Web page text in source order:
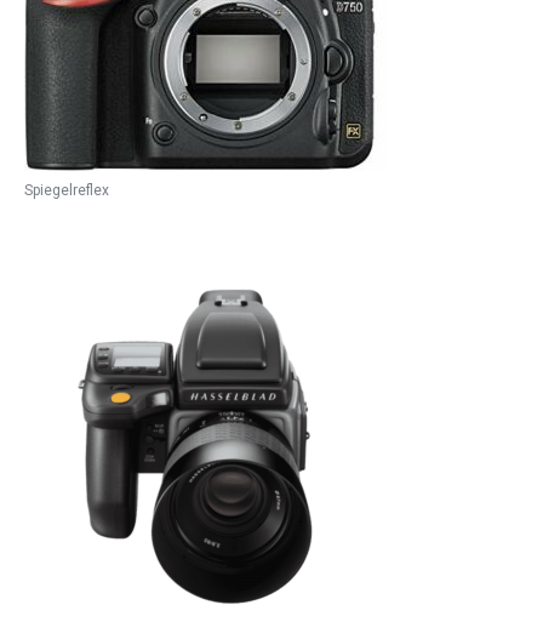
Spiegelreflex